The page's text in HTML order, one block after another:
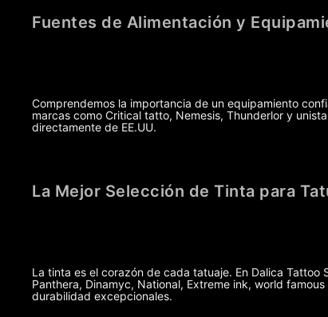
Fuentes de Alimentación y
Comprendemos la importancia de un equipamiento
marcas como Critical tatto, Nemesis, Thunderlor y
directamente de EE.UU.
La Mejor Selección de Tinta para
La tinta es el corazón de cada tatuaje. En Dalica
Panthera, Dinamyc, National, Extreme ink, world
durabilidad excepcionales.